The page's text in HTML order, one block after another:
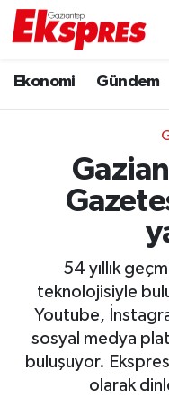
Ekonomi Gündem
54 yıllık
teknolojisiyle
Youtube,
sosyal medya
buluşuyor.
olarak
Ekonomi
Gaziantep son
Genel
Haberler
Kültür Sanat
Magazin
Trafik Durumu
Puan Durumu ve
Tüm Manşetler
Son Dakika
Haber Arşivi